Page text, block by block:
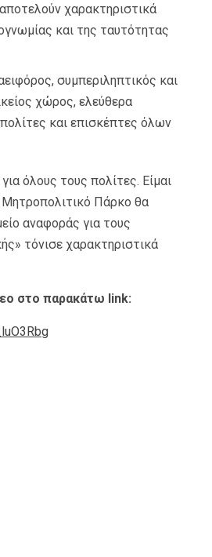
χαρακτηριστικά
και της ταυτότητας
συμπεριληπτικός και
χώρος, ελεύθερα
και επισκέπτες όλων
όλους τους πολίτες. Είμαι
Μητροπολιτικό Πάρκο θα
αναφοράς για τους
τόνισε χαρακτηριστικά
στο παρακάτω link: